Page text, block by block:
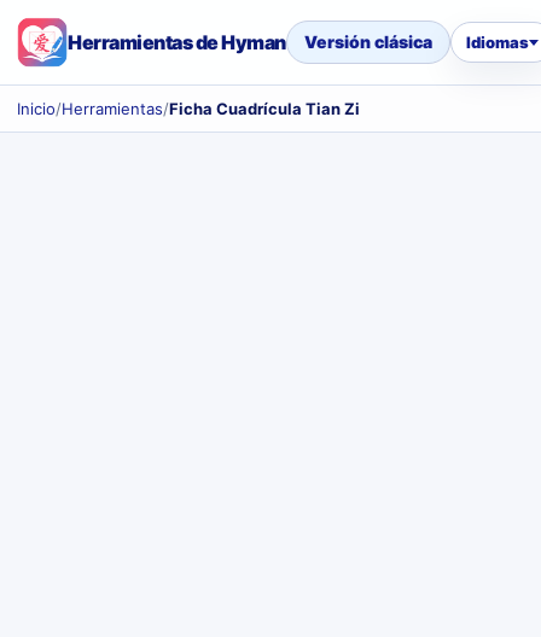
Herramientas de Hyman Versión clásica Idiomas
Inicio/Herramientas/Ficha Cuadrícula Tian Zi